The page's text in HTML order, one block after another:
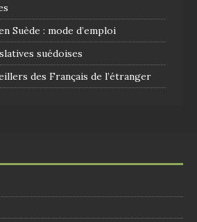
Suède : mode d’emploi
suédoises
des Français de l’étranger